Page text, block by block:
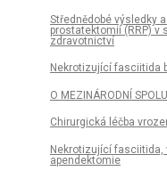
Střednědobé výsledky
prostatektomii (RRP) v
zdravotnictví
Nekrotizující fasciitida
O MEZINÁRODNÍ
Chirurgická léčba
Nekrotizující fasciitida,
apendektomie